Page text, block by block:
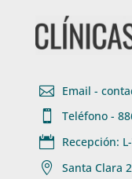
 Email -

Teléfono -
 Recepción:

Santa Clara